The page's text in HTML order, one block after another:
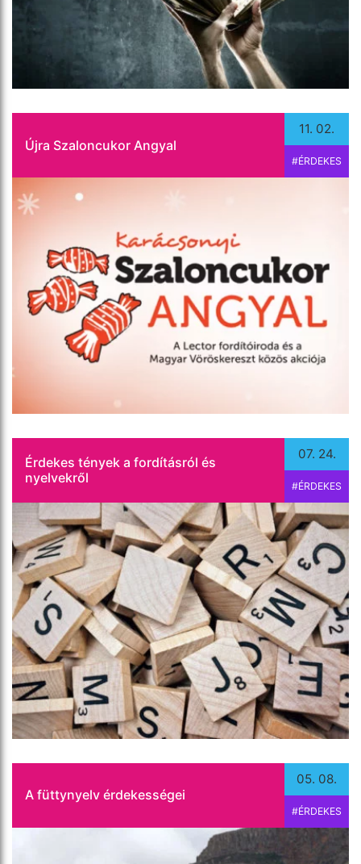
Újra Szaloncukor Angyal
11. 02.
#ÉRDEKES
családjában több mint 6000 rászoruló számára […]
Tovább olvasom
Érdekes tények a fordításról és
nyelvekről
07. 24.
#ÉRDEKES
Tudta, hogy a hány nyelven beszél az az ember, aki
a világcsúcsot tartja? Vagy melyek a
legnépszerűbb nyelvi relációk, és melyeket
használják a leginkább online? Összeszedtük a 10
legmeghökkentőbb tényt a fordításról és
nyelvekről.
A füttynyelv érdekességei
05. 08.
#ÉRDEKES
A mobiltelefonok előtti korszakban az emberek
egy-két km-ről már nem hallották meg egymást.
Néhány elszigetelt közösség azonban leleményes
megoldást talált a problémára, és a
beszédhangokat füttyjelekké alakították.
Tovább olvasom